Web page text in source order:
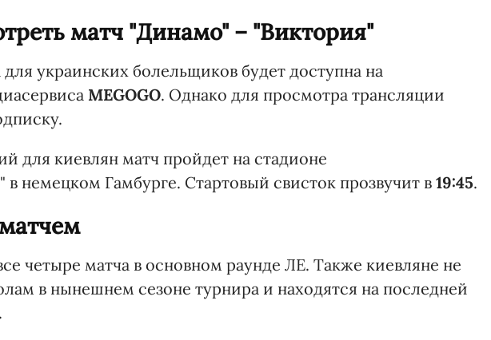
матч "Динамо" – "Виктория"
украинских болельщиков будет доступна на
MEGOGO. Однако для просмотра трансляции
для киевлян матч пройдет на стадионе
немецком Гамбурге. Стартовый свисток прозвучит в 19:45.
четыре матча в основном раунде ЛЕ. Также киевляне не
в нынешнем сезоне турнира и находятся на последней